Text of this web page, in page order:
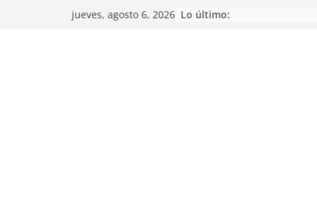
jueves, agosto 6, 2026 Lo último: